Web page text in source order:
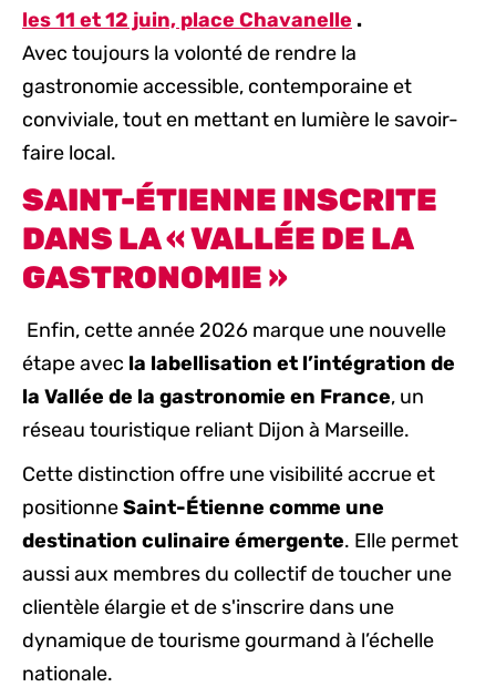
les 11 et 12 juin, place Chavanelle .
Avec toujours la volonté de rendre la
gastronomie accessible, contemporaine et
conviviale, tout en mettant en lumière le savoir-
faire local.
SAINT-ÉTIENNE INSCRITE
DANS LA « VALLÉE DE LA
GASTRONOMIE »
Enfin, cette année 2026 marque une nouvelle
étape avec la labellisation et l’intégration de
la Vallée de la gastronomie en France, un
réseau touristique reliant Dijon à Marseille.
Cette distinction offre une visibilité accrue et
positionneSaint-Étienne comme une
destination culinaire émergente. Elle permet
aussi aux membres du collectif de toucher une
clientèle élargie et de s'inscrire dans une
dynamique de tourisme gourmand à l’échelle
nationale.